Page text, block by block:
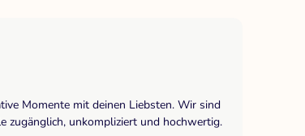
Momente mit deinen Liebsten. Wir sind
zugänglich, unkompliziert und hochwertig.